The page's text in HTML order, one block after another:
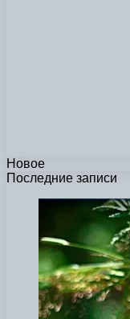
Новое
Последние записи